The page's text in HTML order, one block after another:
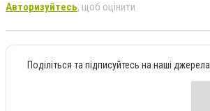
Авторизуйтесь, щоб оцінити
Поділіться та підписуйтесь на наші джерела